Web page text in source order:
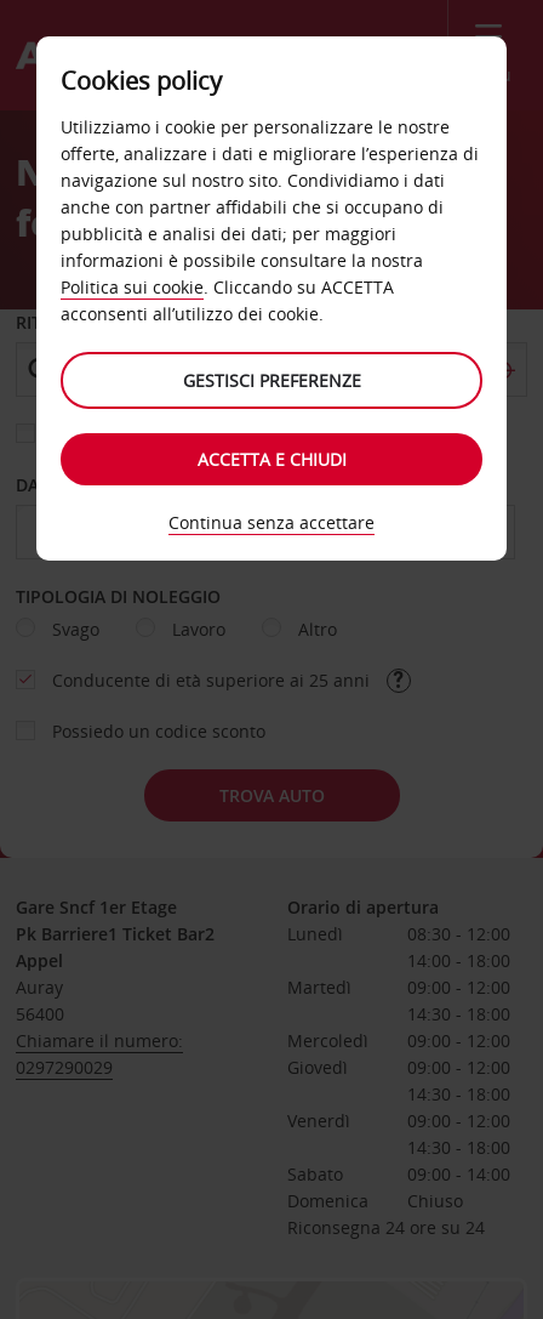
Menù
Welcome
AvisNoleggio auto Stazione
ferroviaria di Auray
RITIRO DA
Scegli una località di riconsegna diversa
DAL GIORNO AL GIORNO
TIPOLOGIA DI NOLEGGIO
Svago
Lavoro Altro
Conducente di età superiore ai 25 anni
Possiedo un codice sconto
TROVA AUTO
Gare Sncf 1er Etage
Pk Barriere1 Ticket Bar2
Appel
Auray
56400
Chiamare il numero:
0297290029
Orario di apertura
Lunedì
08:30 - 12:00
14:00 - 18:00
Martedì
09:00 - 12:00
14:30 - 18:00
Mercoledì
09:00 - 12:00
Giovedì
09:00 - 12:00
14:30 - 18:00
Venerdì
09:00 - 12:00
14:30 - 18:00
Sabato
09:00 - 14:00
Domenica
Chiuso
Riconsegna 24 ore su 24
Cookies policy
Utilizziamo i cookie per personalizzare le nostre
offerte, analizzare i dati e migliorare l’esperienza di
navigazione sul nostro sito. Condividiamo i dati
anche con partner affidabili che si occupano di
pubblicità e analisi dei dati; per maggiori
informazioni è possibile consultare la nostra
Politica sui cookie. Cliccando su ACCETTA
acconsenti all’utilizzo dei cookie.
GESTISCI PREFERENZE
ACCETTA E CHIUDI
Continua senza accettare